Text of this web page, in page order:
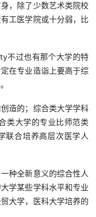
，除了少数艺术类院校
工医学院或十分弱，比
不过也有那个大学的特
在专业造诣上要高于综
造的；综合类大学学科
类大学的专业比师范类
联合培养高层次医学人
种全新意义的综合性人
学某些学科水平和专业
大学，医科大学培养的